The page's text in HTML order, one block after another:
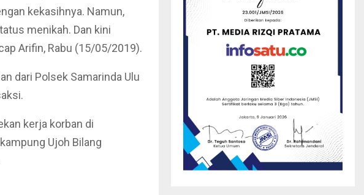
kekasihnya. Namun,
menikah. Dan kini
Arifin, Rabu (15/05/2019).
dari Polsek Samarinda Ulu
kerja korban di
Ujoh Bilang